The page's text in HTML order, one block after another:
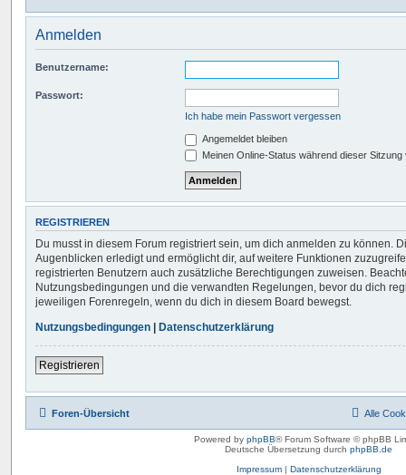
Anmelden
Benutzername:
Passwort:
Ich habe mein Passwort vergessen
Angemeldet bleiben
Meinen Online-Status während dieser Sitzung
REGISTRIEREN
Du musst in diesem Forum registriert sein, um dich anmelden zu können.
Augenblicken erledigt und ermöglicht dir, auf weitere Funktionen
registrierten Benutzern auch zusätzliche Berechtigungen zuweisen.
Nutzungsbedingungen und die verwandten Regelungen, bevor du dich
jeweiligen Forenregeln, wenn du dich in diesem Board bewegst.
Nutzungsbedingungen | Datenschutzerklärung
Registrieren
Foren-Übersicht Alle
Powered by phpBB® Forum Software © phpBB
Deutsche Übersetzung durch phpBB.de
Impressum| Datenschutzerklärung